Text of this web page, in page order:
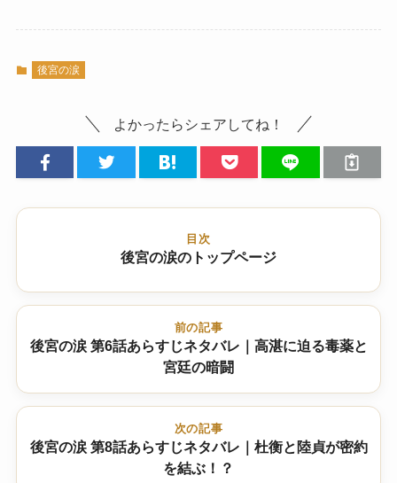
後宮の涙
よかったらシェアしてね！
目次
後宮の涙のトップページ
前の記事
後宮の涙 第6話あらすじネタバレ｜高湛に迫る毒薬と
宮廷の暗闘
次の記事
後宮の涙 第8話あらすじネタバレ｜杜衡と陸貞が密約
を結ぶ！？